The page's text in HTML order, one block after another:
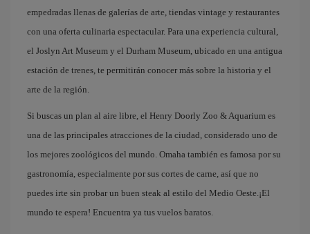
empedradas llenas de galerías de arte, tiendas vintage y restaurantes
con una oferta culinaria espectacular. Para una experiencia cultural,
el Joslyn Art Museum y el Durham Museum, ubicado en una antigua
estación de trenes, te permitirán conocer más sobre la historia y el
arte de la región.
Si buscas un plan al aire libre, el Henry Doorly Zoo & Aquarium es
una de las principales atracciones de la ciudad, considerado uno de
los mejores zoológicos del mundo. Omaha también es famosa por su
gastronomía, especialmente por sus cortes de carne, así que no
puedes irte sin probar un buen steak al estilo del Medio Oeste.¡El
mundo te espera! Encuentra ya tus vuelos baratos.